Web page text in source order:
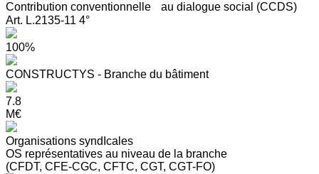
Contribution conventionnelle au dialogue social (CCDS)
Art. L.2135-11 4°
100%
CONSTRUCTYS - Branche du bâtiment
7.8
M€
Organisations syndIcales
OS représentatives au niveau de la branche
(CFDT, CFE-CGC, CFTC, CGT, CGT-FO)